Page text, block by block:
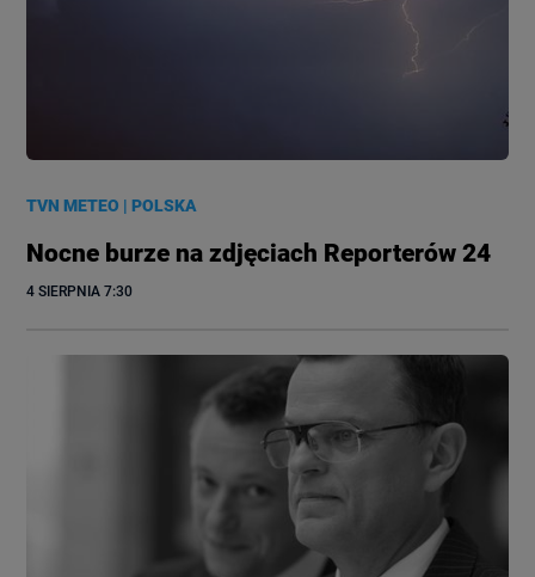
TVN METEO |POLSKA
Nocne burze na zdjęciach Reporterów 24
4 SIERPNIA 7:30